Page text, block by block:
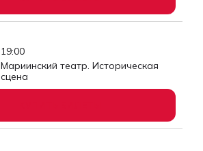
19:00
Мариинский театр. Историческая
сцена